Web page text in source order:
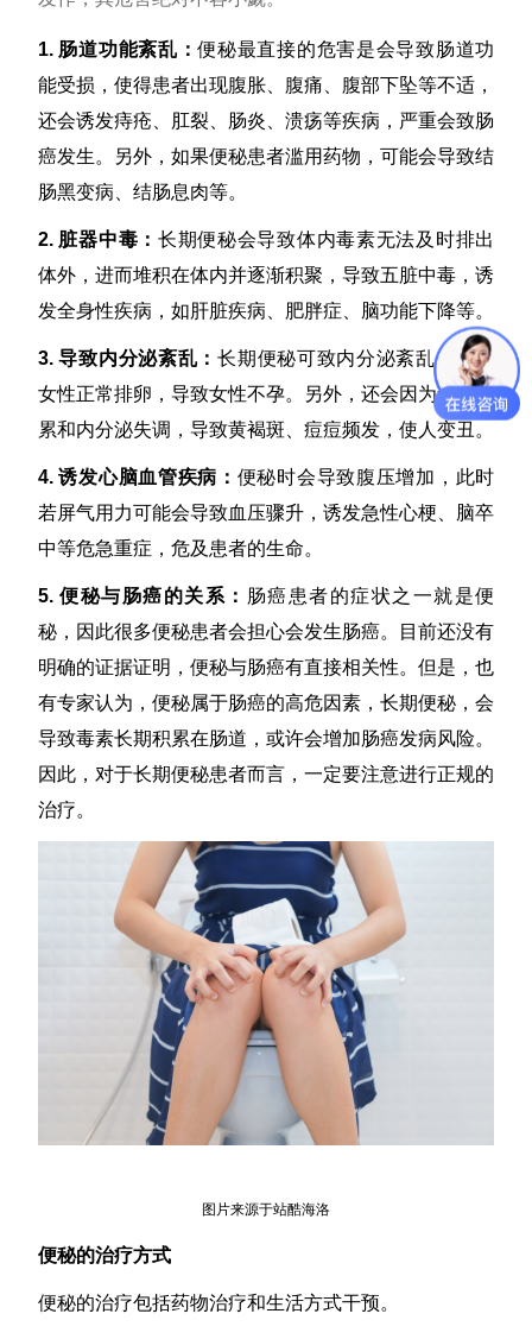
1. 肠道功能紊乱：便秘最直接的危害是会导致肠道功
能受损，使得患者出现腹胀、腹痛、腹部下坠等不适，
还会诱发痔疮、肛裂、肠炎、溃疡等疾病，严重会致肠
癌发生。另外，如果便秘患者滥用药物，可能会导致结
肠黑变病、结肠息肉等。
2. 脏器中毒： 长期便秘会导致体内毒素无法及时排出
体外，进而堆积在体内并逐渐积聚，导致五脏中毒，诱
发全身性疾病，如肝脏疾病、肥胖症、脑功能下降等。
3. 导致内分泌紊乱：长期便秘可致内分泌紊乱，影响
女性正常排卵，导致女性不孕。另外，还会因为毒素积
累和内分泌失调，导致黄褐斑、痘痘频发，使人变丑。
4. 诱发心脑血管疾病： 便秘时会导致腹压增加，此时
若屏气用力可能会导致血压骤升，诱发急性心梗、脑卒
中等危急重症，危及患者的生命。
5. 便秘与肠癌的关系： 肠癌患者的症状之一就是便
秘，因此很多便秘患者会担心会发生肠癌。目前还没有
明确的证据证明，便秘与肠癌有直接相关性。但是，也
有专家认为，便秘属于肠癌的高危因素，长期便秘，会
导致毒素长期积累在肠道，或许会增加肠癌发病风险。
因此，对于长期便秘患者而言，一定要注意进行正规的
治疗。
图 片来源于站酷海洛
便秘的治疗方式
便秘的治疗包括药物治疗和生活方式干预。